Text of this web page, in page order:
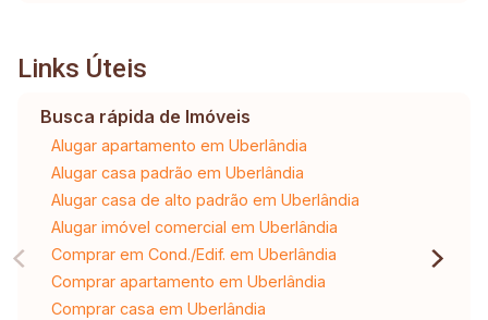
Links Úteis
Busca rápida de Imóveis
Alugar apartamento em Uberlândia
Alugar casa padrão em Uberlândia
Alugar casa de alto padrão em Uberlândia
Alugar imóvel comercial em Uberlândia
Comprar em Cond./Edif. em Uberlândia
Comprar apartamento em Uberlândia
Comprar casa em Uberlândia